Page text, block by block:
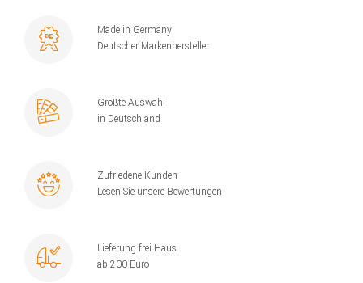
Made in Germany
Deutscher Markenhersteller
Größte Auswahl
in Deutschland
Zufriedene Kunden
Lesen Sie unsere Bewertungen
Lieferung frei Haus
ab 200 Euro